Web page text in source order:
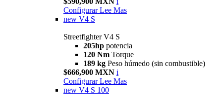
Configurar Lee Mas
new V4 S
Streetfighter V4 S
205hp potencia
120 Nm Torque
189 kg Peso húmedo (sin combustible)
$666,900 MXN i
Configurar Lee Mas
new V4 S 100